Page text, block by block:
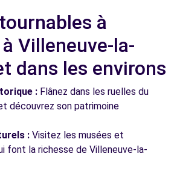
à
Villeneuve-la-
dans les environs
: Flânez dans les ruelles du
découvrez son patrimoine
: Visitez les musées et
font la richesse de Villeneuve-la-